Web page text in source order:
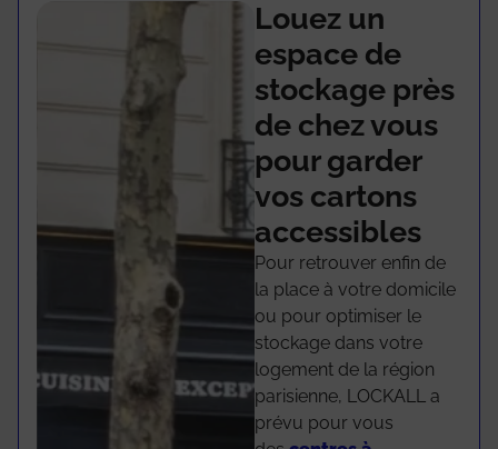
Louez un
espace de
stockage près
de chez vous
pour garder
vos cartons
accessibles
Pour retrouver enfin de
la place à votre domicile
ou pour optimiser le
stockage dans votre
logement de la région
parisienne, LOCKALL a
prévu pour vous